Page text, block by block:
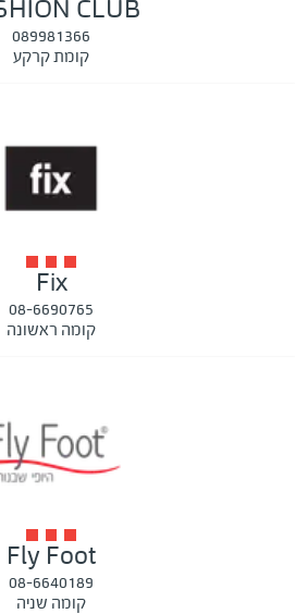
CLUB
089981366
קומת קרקע
Fix
08-6690765
קומה ראשונה
Fly Foot
08-6640189
קומה שניה